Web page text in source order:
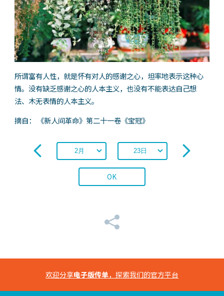
所谓富有人性，就是怀有对人的感谢之心，坦率地表示这种心
情。没有缺乏感谢之心的人本主义，也没有不能表达自己想
法、木无表情的人本主义。
摘自： 《新人间革命》第二十一卷《宝冠》
OK
欢迎分享电子版传单，探索我们的官方平台